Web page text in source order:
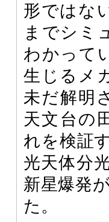
形ではな
までシミ
わかって
生じるメ
未だ解明
天文台の
れを検証
光天体分
新星爆発
た。